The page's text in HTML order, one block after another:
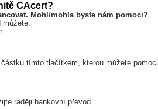
CAcert?
Mohl/mohla byste nám pomoci?
můžete.
tímto tlačítkem, kterou můžete pomoci
raději bankovní převod.